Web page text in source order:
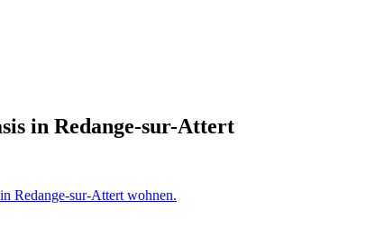
in Redange-sur-Attert
Redange-sur-Attert wohnen.